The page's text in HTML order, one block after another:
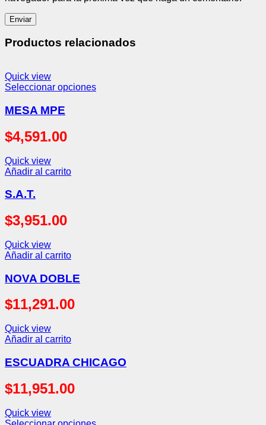
Productos relacionados
Quick view
Seleccionar opciones
MESA MPE
$4,591.00
Quick view
Añadir al carrito
S.A.T.
$3,951.00
Quick view
Añadir al carrito
NOVA DOBLE
$11,291.00
Quick view
Añadir al carrito
ESCUADRA CHICAGO
$11,951.00
Quick view